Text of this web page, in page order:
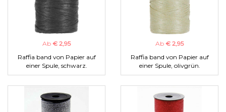
Ab € 2,95
Raffia band von Papier auf
einer Spule, schwarz.
Ab € 2,95
Raffia band von Papier auf
einer Spule, olivgrün.